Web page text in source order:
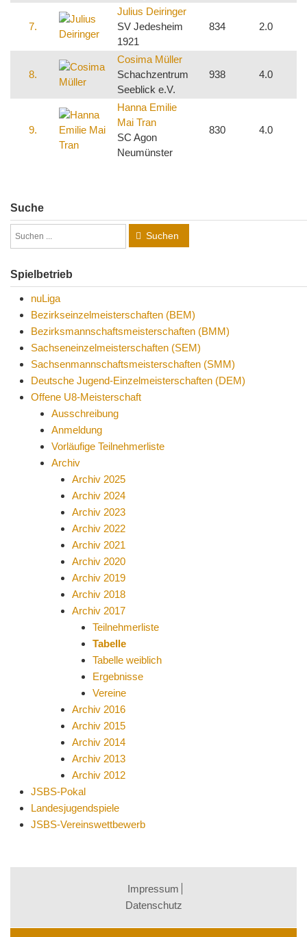
7.
Julius Deiringer
SV Jedesheim
1921
834 2.0
8.
Cosima Müller
Schachzentrum
Seeblick e.V.
938 4.0
9.
Hanna Emilie
Mai Tran
SC Agon
Neumünster
830 4.0
Suche
Suchen
Spielbetrieb
nuLiga
Bezirkseinzelmeisterschaften (BEM)
Bezirksmannschaftsmeisterschaften (BMM)
Sachseneinzelmeisterschaften (SEM)
Sachsenmannschaftsmeisterschaften (SMM)
Deutsche Jugend-Einzelmeisterschaften (DEM)
Offene U8-Meisterschaft
Ausschreibung
Anmeldung
Vorläufige Teilnehmerliste
Archiv
Archiv 2025
Archiv 2024
Archiv 2023
Archiv 2022
Archiv 2021
Archiv 2020
Archiv 2019
Archiv 2018
Archiv 2017
Teilnehmerliste
Tabelle
Tabelle weiblich
Ergebnisse
Vereine
Archiv 2016
Archiv 2015
Archiv 2014
Archiv 2013
Archiv 2012
JSBS-Pokal
Landesjugendspiele
JSBS-Vereinswettbewerb
Impressum
Datenschutz